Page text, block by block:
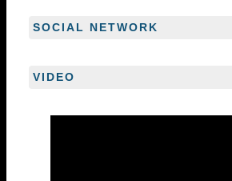
SOCIAL NETWORK
VIDEO